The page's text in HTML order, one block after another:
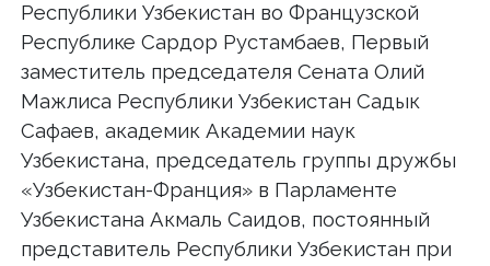
Республики Узбекистан во Французской
Республике Сардор Рустамбаев, Первый
заместитель председателя Сената Олий
Мажлиса Республики Узбекистан Садык
Сафаев, академик Академии наук
Узбекистана, председатель группы дружбы
«Узбекистан-Франция» в Парламенте
Узбекистана Акмаль Саидов, постоянный
представитель Республики Узбекистан при